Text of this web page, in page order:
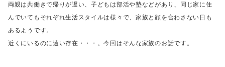
両親は共働きで帰りが遅い、子どもは部活や塾などがあり、
同じ家に住
んでいてもそれぞれ生活スタイルは様々で、家族と顔を合わさない日も
あるようです。
近くにいるのに遠い存在・・・。今回はそんな家族のお話です。